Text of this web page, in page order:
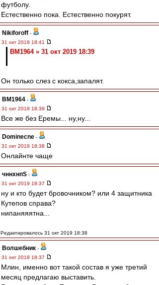
футболу.
Естественно пока. Естественно покурят.
Nikiforoff -
31 окт 2019 18:41
BM1964 » 31 окт 2019 18:39
Он только слез с кокса,запалят.
BM1964 -
31 окт 2019 18:39
Все же без Еремы... ну,ну...
Dominecne -
31 окт 2019 18:38
Онлайнте чаще
чннхнпS -
31 окт 2019 18:37
ну и кто будет бровочником? или 4 защитника
Кутепов справа?
нипаняяятна...
Редактировалось 31 окт 2019 18:38
Волшебник -
31 окт 2019 18:37
Млин, именно вот такой состав я уже третий
месяц предлагаю выставить.